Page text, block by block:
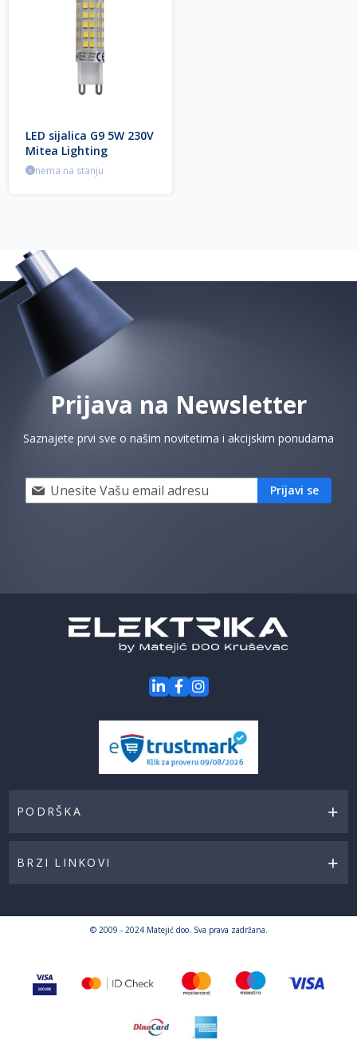
LED sijalica G9 5W 230V
Mitea Lighting
nema na stanju
Prijava na Newsletter
Saznajete prvi sve o našim novitetima i akcijskim ponudama
Prijavi
se
akcije
Prijavi se
PODRŠKA
BRZI LINKOVI
© 2009 - 2024 Matejić doo. Sva prava zadržana.